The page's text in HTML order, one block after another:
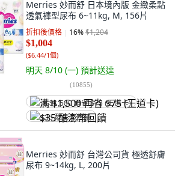
Merries 妙而舒 日本境內版 金緻柔點
透氣褲型尿布 6~11kg, M, 156片
折扣後價格 16%$1,204
$1,004
($6.44/1個)
明天 8/10 (一) 預計送達
(10855)
满 $1,500 再省 $75 (王道卡)
$35 酷澎幣回饋
Merries 妙而舒 台灣公司貨 極透舒膚
尿布 9~14kg, L, 200片